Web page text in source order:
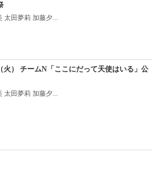
太田夢莉 加藤夕...
火） チームN「ここにだって天使はいる」公
太田夢莉 加藤夕...